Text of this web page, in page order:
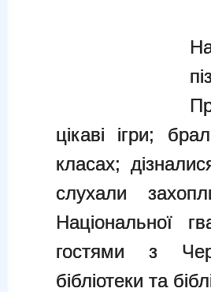
цікаві ігри;
класах;
слухали
Національної
гостями з
бібліотеки та